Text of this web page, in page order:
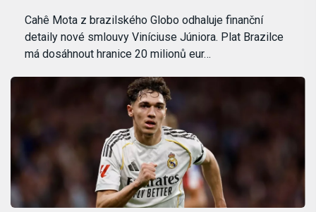
Cahê Mota z brazilského Globo odhaluje finanční
detaily nové smlouvy Viníciuse Júniora. Plat Brazilce
má dosáhnout hranice 20 milionů eur…